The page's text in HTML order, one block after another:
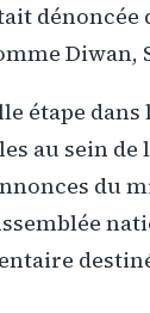
dénoncée
Diwan,
étape dans
au sein de
du